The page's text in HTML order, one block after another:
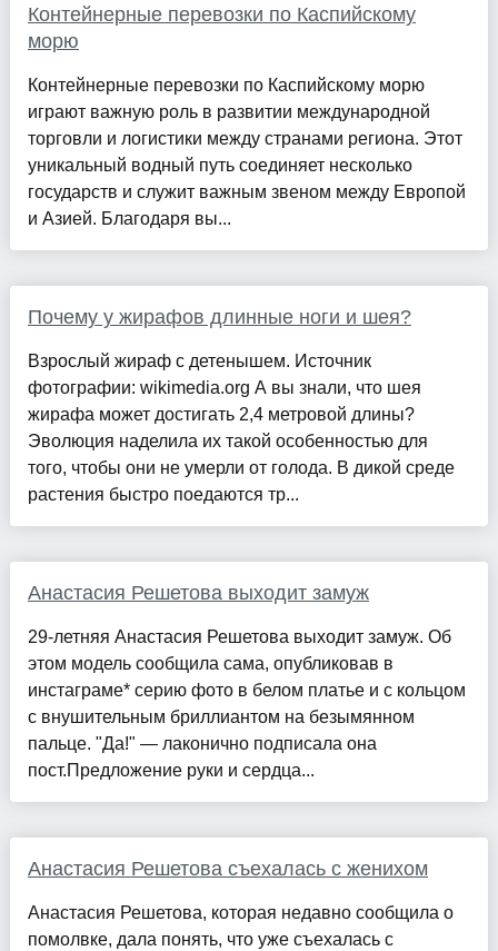
Контейнерные перевозки по Каспийскому
морю
Контейнерные перевозки по Каспийскому морю
играют важную роль в развитии международной
торговли и логистики между странами региона. Этот
уникальный водный путь соединяет несколько
государств и служит важным звеном между Европой
и Азией. Благодаря вы...
Почему у жирафов длинные ноги и шея?
Взрослый жираф с детенышем. Источник
фотографии: wikimedia.org А вы знали, что шея
жирафа может достигать 2,4 метровой длины?
Эволюция наделила их такой особенностью для
того, чтобы они не умерли от голода. В дикой среде
растения быстро поедаются тр...
Анастасия Решетова выходит замуж
29-летняя Анастасия Решетова выходит замуж. Об
этом модель сообщила сама, опубликовав в
инстаграме* серию фото в белом платье и с кольцом
с внушительным бриллиантом на безымянном
пальце. "Да!" — лаконично подписала она
пост.Предложение руки и сердца...
Анастасия Решетова съехалась с женихом
Анастасия Решетова, которая недавно сообщила о
помолвке, дала понять, что уже съехалась с